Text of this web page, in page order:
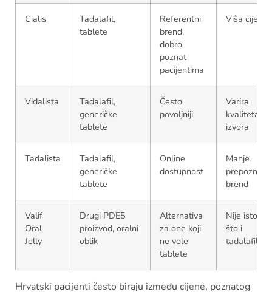
Cialis
Tadalafil,
tablete
Referentni
brend,
dobro
poznat
pacijentima
Viša cijena
Vidalista
Tadalafil,
generičke
tablete
Često
povoljniji
Varira
kvaliteta
izvora
Tadalista
Tadalafil,
generičke
tablete
Online
dostupnost
Manje
prepoznat
brend
Valif
Oral
Jelly
Drugi PDE5
proizvod, oralni
oblik
Alternativa
za one koji
ne vole
tablete
Nije isto
što i
tadalafil
Hrvatski pacijenti često biraju između cijene, poznatog